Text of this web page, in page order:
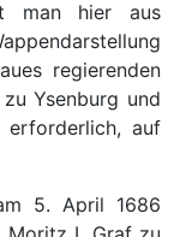
man hier aus
regierenden
Ysenburg und
auf
5. April 1686